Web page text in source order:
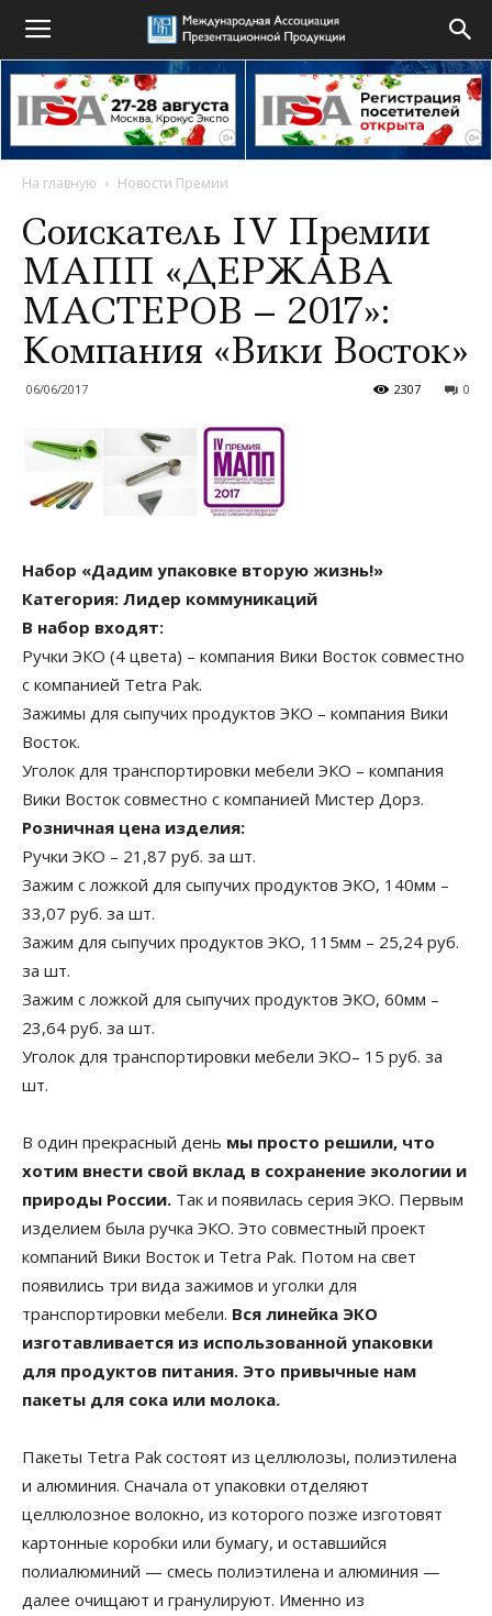
На главную Новости Премии
Соискатель IV Премии
МАПП «ДЕРЖАВА
МАСТЕРОВ – 2017»:
Компания «Вики Восток»
06/06/2017 0
2307
Набор «Дадим упаковке вторую жизнь!»
Категория: Лидер коммуникаций
В набор входят:
Ручки ЭКО (4 цвета) – компания Вики Восток совместно
с компанией Tetra Pak.
Зажимы для сыпучих продуктов ЭКО – компания Вики
Восток.
Уголок для транспортировки мебели ЭКО – компания
Вики Восток совместно с компанией Мистер Дорз.
Розничная цена изделия:
Ручки ЭКО – 21,87 руб. за шт.
Зажим с ложкой для сыпучих продуктов ЭКО, 140мм –
33,07 руб. за шт.
Зажим для сыпучих продуктов ЭКО, 115мм – 25,24 руб.
за шт.
Зажим с ложкой для сыпучих продуктов ЭКО, 60мм –
23,64 руб. за шт.
Уголок для транспортировки мебели ЭКО– 15 руб. за
шт.
В один прекрасный день мы просто решили, что
хотим внести свой вклад в сохранение экологии и
природы России. Так и появилась серия ЭКО. Первым
изделием была ручка ЭКО. Это совместный проект
компаний Вики Восток и Tetra Pak. Потом на свет
появились три вида зажимов и уголки для
транспортировки мебели. Вся линейка ЭКО
изготавливается из использованной упаковки
для продуктов питания. Это привычные нам
пакеты для сока или молока.
Пакеты Tetra Pak состоят из целлюлозы, полиэтилена
и алюминия. Сначала от упаковки отделяют
целлюлозное волокно, из которого позже изготовят
картонные коробки или бумагу, и оставшийся
полиалюминий — смесь полиэтилена и алюминия —
далее очищают и гранулируют. Именно из